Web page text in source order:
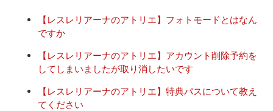
【レスレリアーナのアトリエ】フォトモードとはなん
ですか
【レスレリアーナのアトリエ】アカウント削除予約を
してしまいましたが取り消したいです
【レスレリアーナのアトリエ】特典パスについて教え
てください